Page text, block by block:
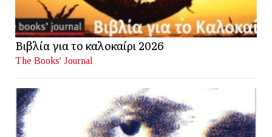
Βιβλία για το καλοκαίρι 2026
The Books' Journal